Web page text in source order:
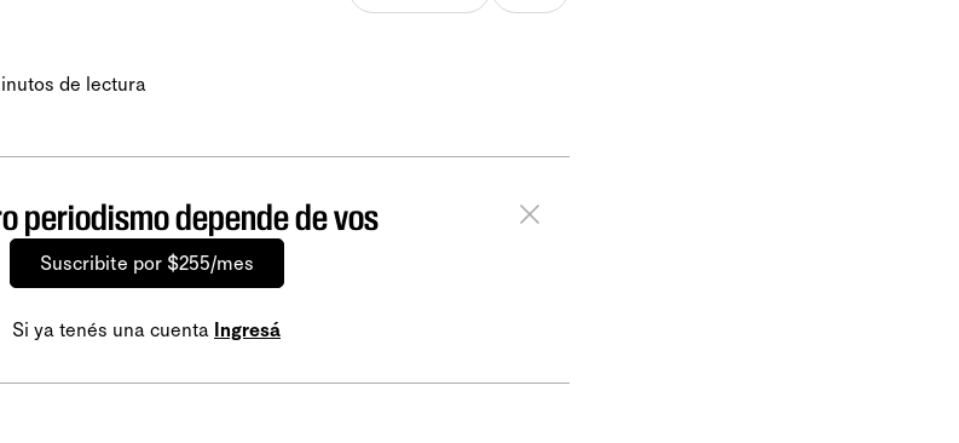
de lectura
periodismo depende de vos
Suscribite por $255/mes
Si ya tenés una cuenta Ingresá